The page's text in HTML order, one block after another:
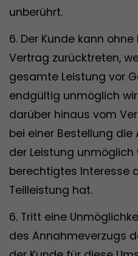
unberührt.
6. Der Kunde kann
Vertrag zurücktreten,
gesamte Leistung vor
endgültig unmöglich
darüber hinaus vom
bei einer Bestellung die
der Leistung unmöglich
berechtigtes Interesse
Teilleistung hat.
6. Tritt eine
des Annahmeverzugs